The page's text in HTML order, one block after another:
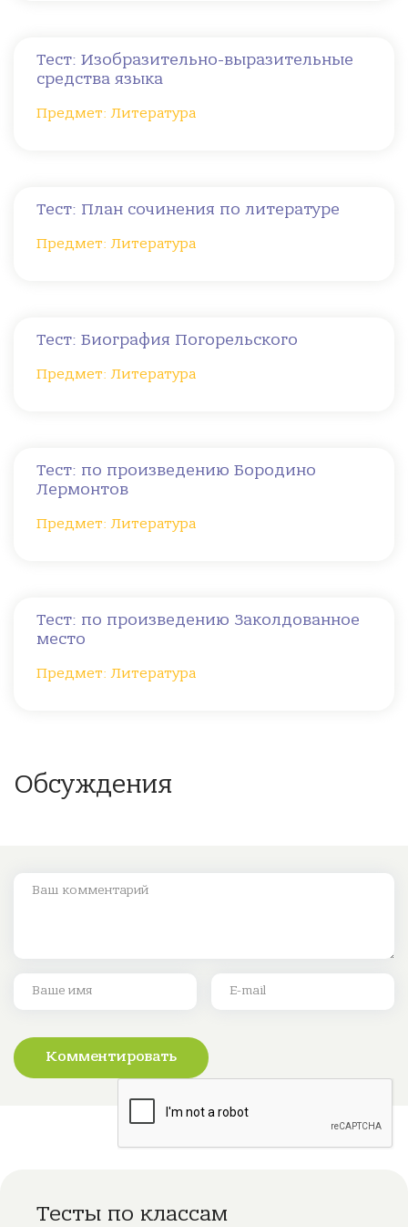
Тест: Изобразительно-выразительные
средства языка
Предмет: Литература
Тест: План сочинения по литературе
Предмет: Литература
Тест: Биография Погорельского
Предмет: Литература
Тест: по произведению Бородино
Лермонтов
Предмет: Литература
Тест: по произведению Заколдованное
место
Предмет: Литература
Обсуждения
Комментировать
Тесты по классам